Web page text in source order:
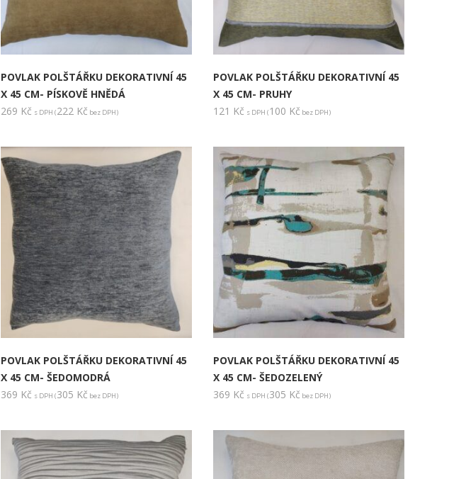
POVLAK POLŠTÁŘKU DEKORATIVNÍ 45
X 45 CM- PÍSKOVĚ HNĚDÁ
269 Kč s DPH (222 Kč bez DPH)
POVLAK POLŠTÁŘKU DEKORATIVNÍ 45
X 45 CM- PRUHY
121 Kč s DPH (100 Kč bez DPH)
POVLAK POLŠTÁŘKU DEKORATIVNÍ 45
X 45 CM- ŠEDOMODRÁ
369 Kč s DPH (305 Kč bez DPH)
POVLAK POLŠTÁŘKU DEKORATIVNÍ 45
X 45 CM- ŠEDOZELENÝ
369 Kč s DPH (305 Kč bez DPH)